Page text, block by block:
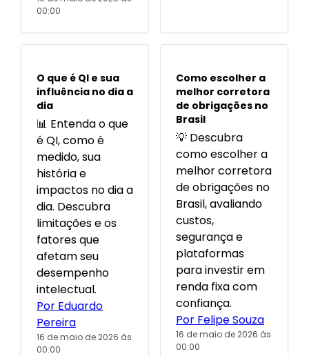
00:00
POPULARES
O que é QI e sua
influência no dia a
dia
📊 Entenda o que
é QI, como é
medido, sua
história e
impactos no dia a
dia. Descubra
limitações e os
fatores que
afetam seu
desempenho
intelectual.
Por Eduardo
Pereira
16 de maio de 2026 às
00:00
POPULARES
Como escolher a
melhor corretora
de obrigações no
Brasil
💡 Descubra
como escolher a
melhor corretora
de obrigações no
Brasil, avaliando
custos,
segurança e
plataformas
para investir em
renda fixa com
confiança.
Por Felipe Souza
16 de maio de 2026 às
00:00